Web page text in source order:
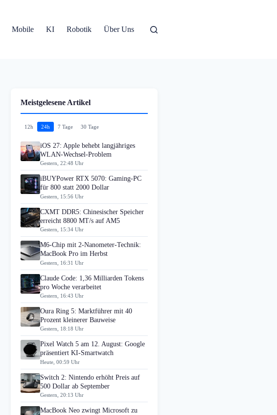
Mobile KI Robotik Über Uns
Meistgelesene Artikel
12h 24h 7 Tage 30 Tage
iOS 27: Apple behebt langjähriges
WLAN-Wechsel-Problem
Gestern, 22:48 Uhr
iBUYPower RTX 5070: Gaming-PC
für 800 statt 2000 Dollar
Gestern, 15:56 Uhr
CXMT DDR5: Chinesischer Speicher
erreicht 8800 MT/s auf AM5
Gestern, 15:34 Uhr
M6-Chip mit 2-Nanometer-Technik:
MacBook Pro im Herbst
Gestern, 16:31 Uhr
Claude Code: 1,36 Milliarden Tokens
pro Woche verarbeitet
Gestern, 16:43 Uhr
Oura Ring 5: Marktführer mit 40
Prozent kleinerer Bauweise
Gestern, 18:18 Uhr
Pixel Watch 5 am 12. August: Google
präsentiert KI-Smartwatch
Heute, 00:59 Uhr
Switch 2: Nintendo erhöht Preis auf
500 Dollar ab September
Gestern, 20:13 Uhr
MacBook Neo zwingt Microsoft zu